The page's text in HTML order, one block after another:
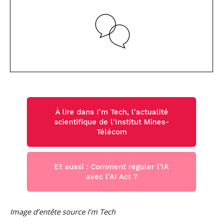
À lire dans I'm Tech, l'actualité
scientifique de l'Institut Mines-
Télécom
Et aussi : Comment réguler l'IA
avec l'AI Act ?
Image d’entête source I’m Tech